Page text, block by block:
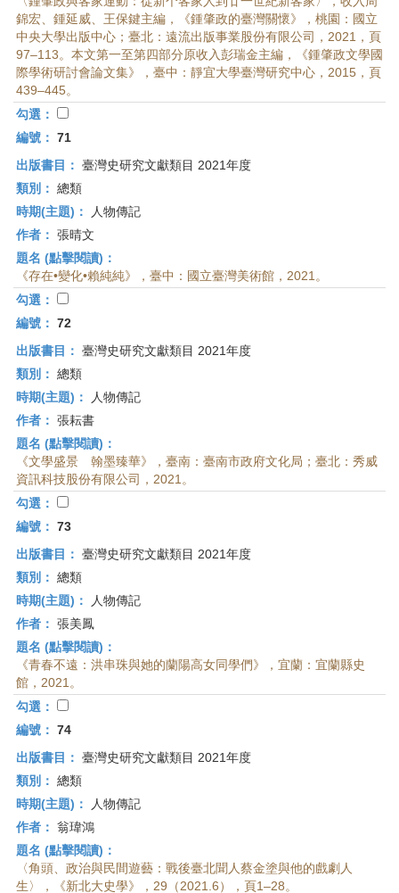
錦宏、鍾延威、王保鍵主編，《鍾肇政的臺灣關懷》，桃園：國立
中央大學出版中心；臺北：遠流出版事業股份有限公司，2021，頁
97–113。本文第一至第四部分原收入彭瑞金主編，《鍾肇政文學國
際學術研討會論文集》，臺中：靜宜大學臺灣研究中心，2015，頁
439–445。
勾選：
編號： 71
出版書目： 臺灣史研究文獻類目 2021年度
類別： 總類
時期(主題)：
人物傳記
作者： 張晴文
題名 (點擊閱讀)：
《存在•變化•賴純純》，臺中：國立臺灣美術館，2021。
勾選：
編號： 72
出版書目： 臺灣史研究文獻類目 2021年度
類別： 總類
時期(主題)：
人物傳記
作者： 張耘書
題名 (點擊閱讀)：
《文學盛景 翰墨臻華》，臺南：臺南市政府文化局；臺北：秀威
資訊科技股份有限公司，2021。
勾選：
編號： 73
出版書目： 臺灣史研究文獻類目 2021年度
類別： 總類
時期(主題)：
人物傳記
作者： 張美鳳
題名 (點擊閱讀)：
《青春不遠：洪串珠與她的蘭陽高女同學們》，宜蘭：宜蘭縣史
館，2021。
勾選：
編號： 74
出版書目： 臺灣史研究文獻類目 2021年度
類別： 總類
時期(主題)：
人物傳記
作者： 翁瑋鴻
題名 (點擊閱讀)：
〈角頭、政治與民間遊藝：戰後臺北聞人蔡金塗與他的戲劇人
生〉，《新北大史學》，29（2021.6），頁1–28。